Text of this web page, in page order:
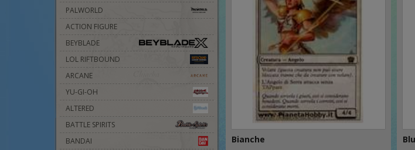
PALWORLD
ACTION FIGURE
BEYBLADE
LOL RIFTBOUND
ARCANE
YU-GI-OH
ALTERED
BATTLE SPIRITS
BANDAI
Bianche Blu